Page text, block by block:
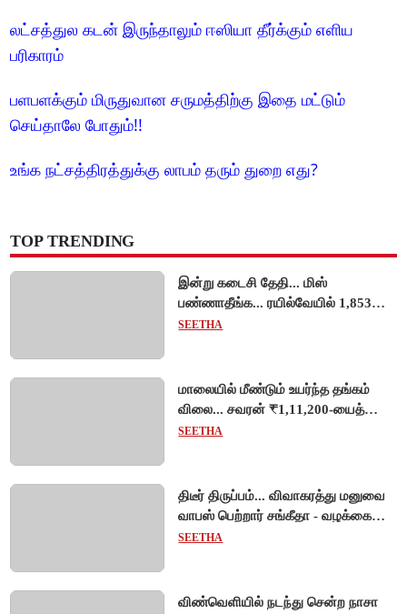
லட்சத்துல கடன் இருந்தாலும் ஈஸியா தீர்க்கும் எளிய
பரிகாரம்
பளபளக்கும் மிருதுவான சருமத்திற்கு இதை மட்டும்
செய்தாலே போதும்!!
உங்க நட்சத்திரத்துக்கு லாபம் தரும் துறை எது?
TOP TRENDING
இன்று கடைசி தேதி... மிஸ்
பண்ணாதீங்க... ரயில்வேயில் 1,853
அப்ரண்டிஸ் பணியிடங்களுக்கு
SEETHA
மாலையில் மீண்டும் உயர்ந்த தங்கம்
விலை... சவரன் ₹1,11,200-யைத்
தொட்டது!
SEETHA
திடீர் திருப்பம்... விவாகரத்து மனுவை
வாபஸ் பெற்றார் சங்கீதா - வழக்கை
முடித்து வைத்தது செங்கல்பட்டு
SEETHA
விண்வெளியில் நடந்து சென்ற நாசா